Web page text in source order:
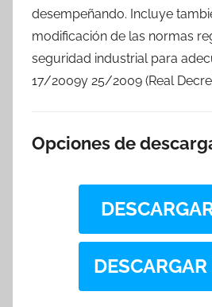
desempeñando. Incluye
modificación de las normas
seguridad industrial para
17/2009y 25/2009 (Real
Opciones de